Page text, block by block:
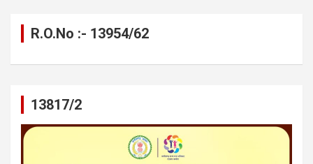
R.O.No :- 13954/62
13817/2